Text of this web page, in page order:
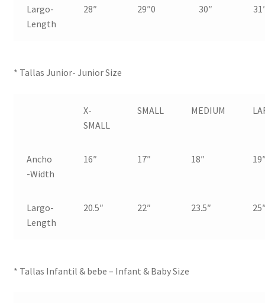
Largo-
Length
28″ 29″0 30″
* Tallas Junior- Junior Size
X-
SMALL
SMALL MEDIUM
Ancho
-Width
16″ 17″ 18″
Largo-
Length
20.5″ 22″ 23.5″
* Tallas Infantil & bebe – Infant & Baby Size